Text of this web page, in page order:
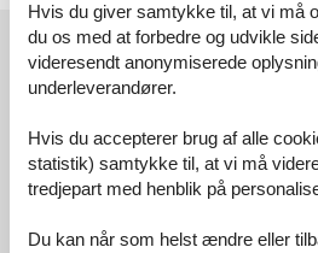
Eksterne
Vores gæsteanmeldelser
4,3
Hvis du giver samtykke til, at vi må
du os med at forbedre og udvikle
videresendt anonymiserede
underleverandører.
Hvis du accepterer brug af alle
statistik) samtykke til, at vi må
tredjepart med henblik på
Du kan når som helst ændre eller